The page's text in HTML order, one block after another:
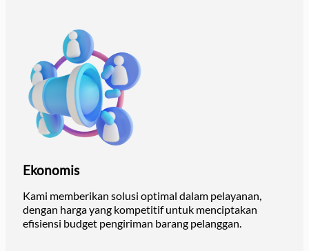
Ekonomis
Kami memberikan solusi optimal dalam pelayanan,
dengan harga yang kompetitif untuk menciptakan
efisiensi budget pengiriman barang pelanggan.